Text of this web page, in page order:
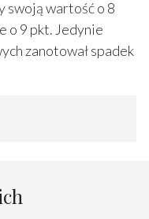
swoją wartość o 8
o 9 pkt. Jedynie
zanotował spadek